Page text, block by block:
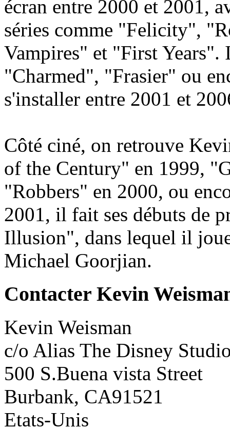
écran entre 2000 et 2001,
séries comme "Felicity",
Vampires" et "First
"Charmed", "Frasier" ou
s'installer entre 2001 et
Côté ciné, on retrouve
of the Century" en 1999,
"Robbers" en 2000, ou
2001, il fait ses débuts de
Illusion", dans lequel il
Michael Goorjian.
Contacter Kevin
Kevin Weisman
c/o Alias The Disney
500 S.Buena vista Street
Burbank, CA91521
Etats-Unis